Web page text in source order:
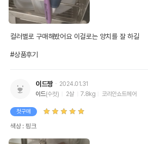
컬러별로 구매해봤어요 이걸로는 양치를 잘 하길
#상품후기
이드짱
2024.01.31
이드(수컷) 2살 7.8kg 코리안쇼트헤어
첫구매
색상 : 핑크